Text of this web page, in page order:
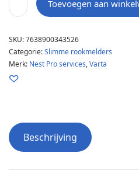
Toevoegen aan
SKU:7638900343526
Categorie:Slimme rookmelders
Merk: Nest Pro services,Varta
Beschrijving